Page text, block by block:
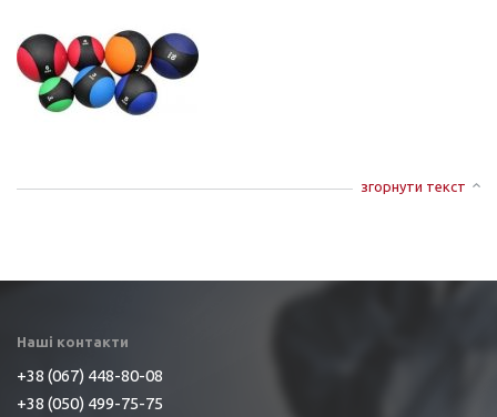
згорнути текст
Наші контакти
+38 (067) 448-80-08
+38 (050) 499-75-75